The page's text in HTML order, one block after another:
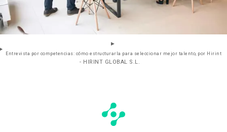
Entrevista por competencias: cómo estructurarla para seleccionar mejor talento, por Hirint
- HIRINT GLOBAL S.L.